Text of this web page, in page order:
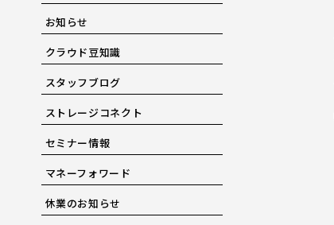
お知らせ
クラウド豆知識
スタッフブログ
ストレージコネクト
セミナー情報
マネーフォワード
休業のお知らせ